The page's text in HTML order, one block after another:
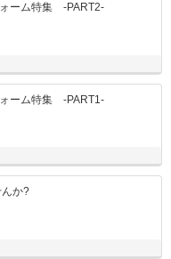
ォーム特集 -PART2-
ォーム特集 -PART1-
か?